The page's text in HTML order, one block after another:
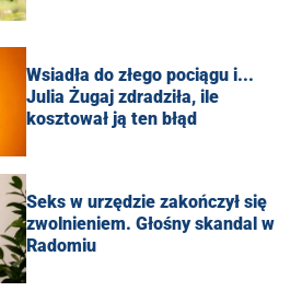
Wsiadła do złego pociągu i...
Julia Żugaj zdradziła, ile
kosztował ją ten błąd
Seks w urzędzie zakończył się
zwolnieniem. Głośny skandal w
Radomiu